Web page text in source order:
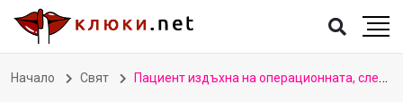
Начало Свят Пациент издъхна на операционната, след като хирург извади черния му дроб вместо далака